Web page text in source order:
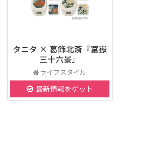
タニタ × 葛飾北斎『冨嶽
三十六景』
ライフスタイル
最新情報をゲット